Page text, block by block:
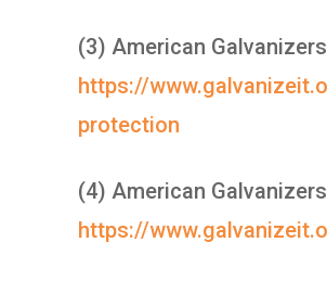
(3) American
https://
protection
(4) American
https://